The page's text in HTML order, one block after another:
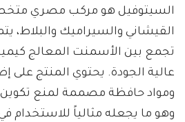
السيتوفيل هو مركب مصري
القيشاني والسيراميك والبلاط،
تجمع بين الأسمنت المعالج
عالية الجودة. يحتوي المنتج على
ومواد حافظة مصممة لمنع تكوين
وهو ما يجعله مثالياً للاستخدام